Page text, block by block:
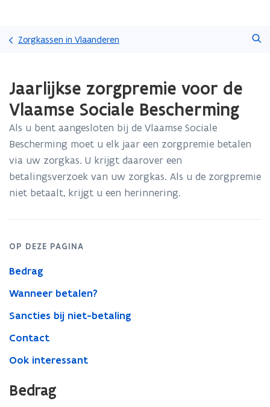
gaan
Zorgkassen in Vlaanderen
met
laden.
bevindt
zich
op:
Jaarlijkse
zorgpremie
Jaarlijkse zorgpremie voor de
Vlaamse Sociale Bescherming
Als u bent aangesloten bij de Vlaamse Sociale
Bescherming moet u elk jaar een zorgpremie betalen
via uw zorgkas. U krijgt daarover een
betalingsverzoek van uw zorgkas. Als u de zorgpremie
niet betaalt, krijgt u een herinnering.
OP DEZE PAGINA
Bedrag
Wanneer betalen?
Sancties bij niet-betaling
Contact
Ook interessant
Bedrag